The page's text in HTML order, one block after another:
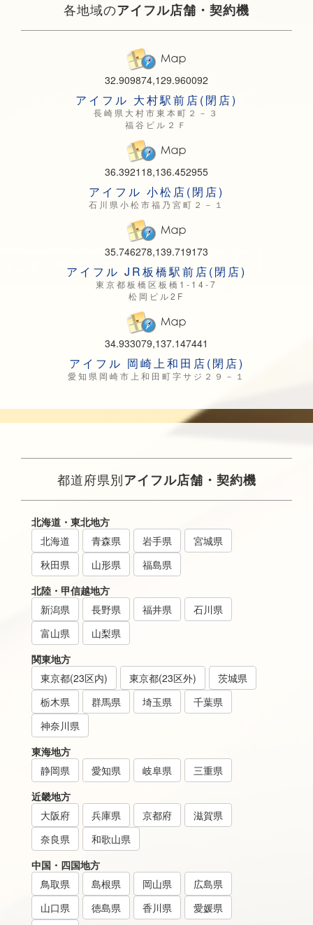
各地域のアイフル店舗・契約機
32.909874,129.960092
アイフル 大村駅前店(閉店)
長崎県大村市東本町２－３
福谷ビル２Ｆ
36.392118,136.452955
アイフル 小松店(閉店)
石川県小松市福乃宮町２－１
35.746278,139.719173
アイフル JR板橋駅前店(閉店)
東京都板橋区板橋1-14-7
松岡ビル2F
34.933079,137.147441
アイフル 岡崎上和田店(閉店)
愛知県岡崎市上和田町字サジ２９－１
都道府県別アイフル店舗・契約機
北海道・東北地方
北海道
青森県 岩手県
宮城県
秋田県
山形県
福島県
北陸・甲信越地方
新潟県
長野県 福井県
石川県
富山県
山梨県
関東地方
東京都(23区内)
東京都(23区外)
茨城県
栃木県
群馬県 埼玉県
千葉県
神奈川県
東海地方
静岡県
愛知県 岐阜県
三重県
近畿地方
大阪府
兵庫県 京都府
滋賀県
奈良県
和歌山県
中国・四国地方
鳥取県
島根県 岡山県
広島県
山口県
徳島県 香川県
愛媛県